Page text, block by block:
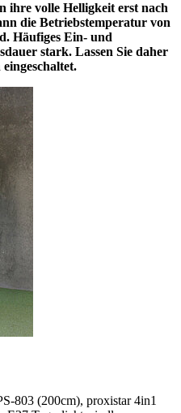
ihre volle Helligkeit erst nach
die Betriebstemperatur von
Häufiges Ein- und
stark. Lassen Sie daher
803 (200cm), proxistar 4in1